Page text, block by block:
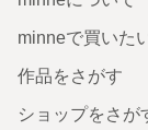
minneで買いた
作品をさがす
ショップをさが